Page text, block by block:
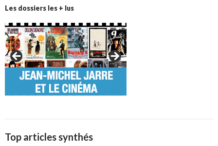
Les dossiers les + lus
Top articles synthés